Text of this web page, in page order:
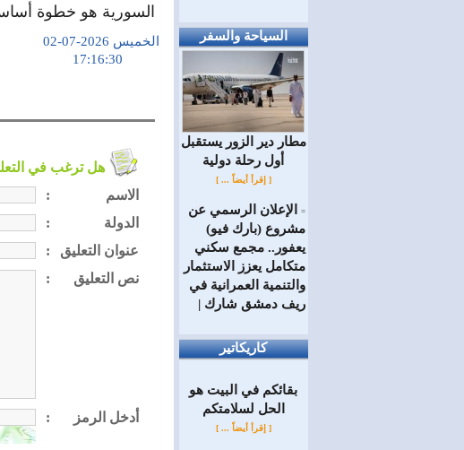
السورية هو خطوة
الخميس 2026-07-02
هل ترغب في التعليق على الموضوع ؟
:
الاسم
:
الدولة
:
عنوان التعليق
:
نص التعليق
: أدخل الرمز
السياحة والسفر
مطار دير الزور يستقبل
أول رحلة دولية
[ إقرأ أيضاً ... ]
=
الإعلان الرسمي عن
مشروع (بارك فيو)
يعفور.. مجمع سكني
متكامل يعزز الاستثمار
والتنمية العمرانية في
ريف دمشق شارك |
كاريكاتير
بقائكم في البيت هو
الحل لسلامتكم
[ إقرأ أيضاً ... ]